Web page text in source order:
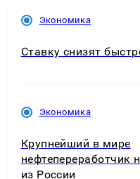
Экономика
Ставку снизят
Экономика
Крупнейший в мире
нефтепереработчик
из России